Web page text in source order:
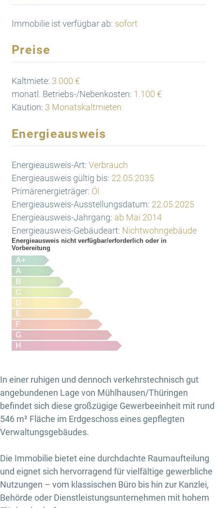
Immobilie ist verfügbar ab: sofort
Preise
Kaltmiete: 3.000 €
monatl. Betriebs-/Nebenkosten: 1.100 €
Kaution: 3 Monatskaltmieten
Energieausweis
Energieausweis-Art: Verbrauch
Energieausweis gültig bis: 22.05.2035
Primärenergieträger: Öl
Energieausweis-Ausstellungsdatum: 22.05.2025
Energieausweis-Jahrgang: ab Mai 2014
Energieausweis-Gebäudeart: Nichtwohngebäude
Energieausweis nicht verfügbar/erforderlich oder in
Vorbereitung
A+
A
B
C
D
E
F
G
H
In einer ruhigen und dennoch verkehrstechnisch gut
angebundenen Lage von Mühlhausen/Thüringen
befindet sich diese großzügige Gewerbeeinheit mit rund
546 m² Fläche im Erdgeschoss eines gepflegten
Verwaltungsgebäudes.
Die Immobilie bietet eine durchdachte Raumaufteilung
und eignet sich hervorragend für vielfältige gewerbliche
Nutzungen – vom klassischen Büro bis hin zur Kanzlei,
Behörde oder Dienstleistungsunternehmen mit hohem